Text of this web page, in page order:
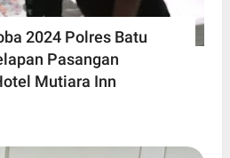
2024 Polres Batu
Pasangan
Mutiara Inn